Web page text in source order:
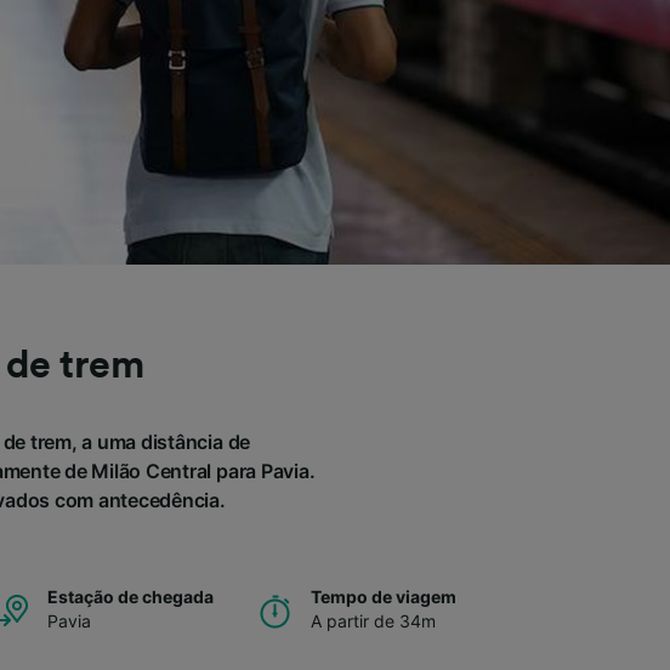
de trem
trem, a uma distância de
de Milão Central para Pavia.
com antecedência.
Estação de chegada
Pavia
Tempo de viagem
A partir de 34m